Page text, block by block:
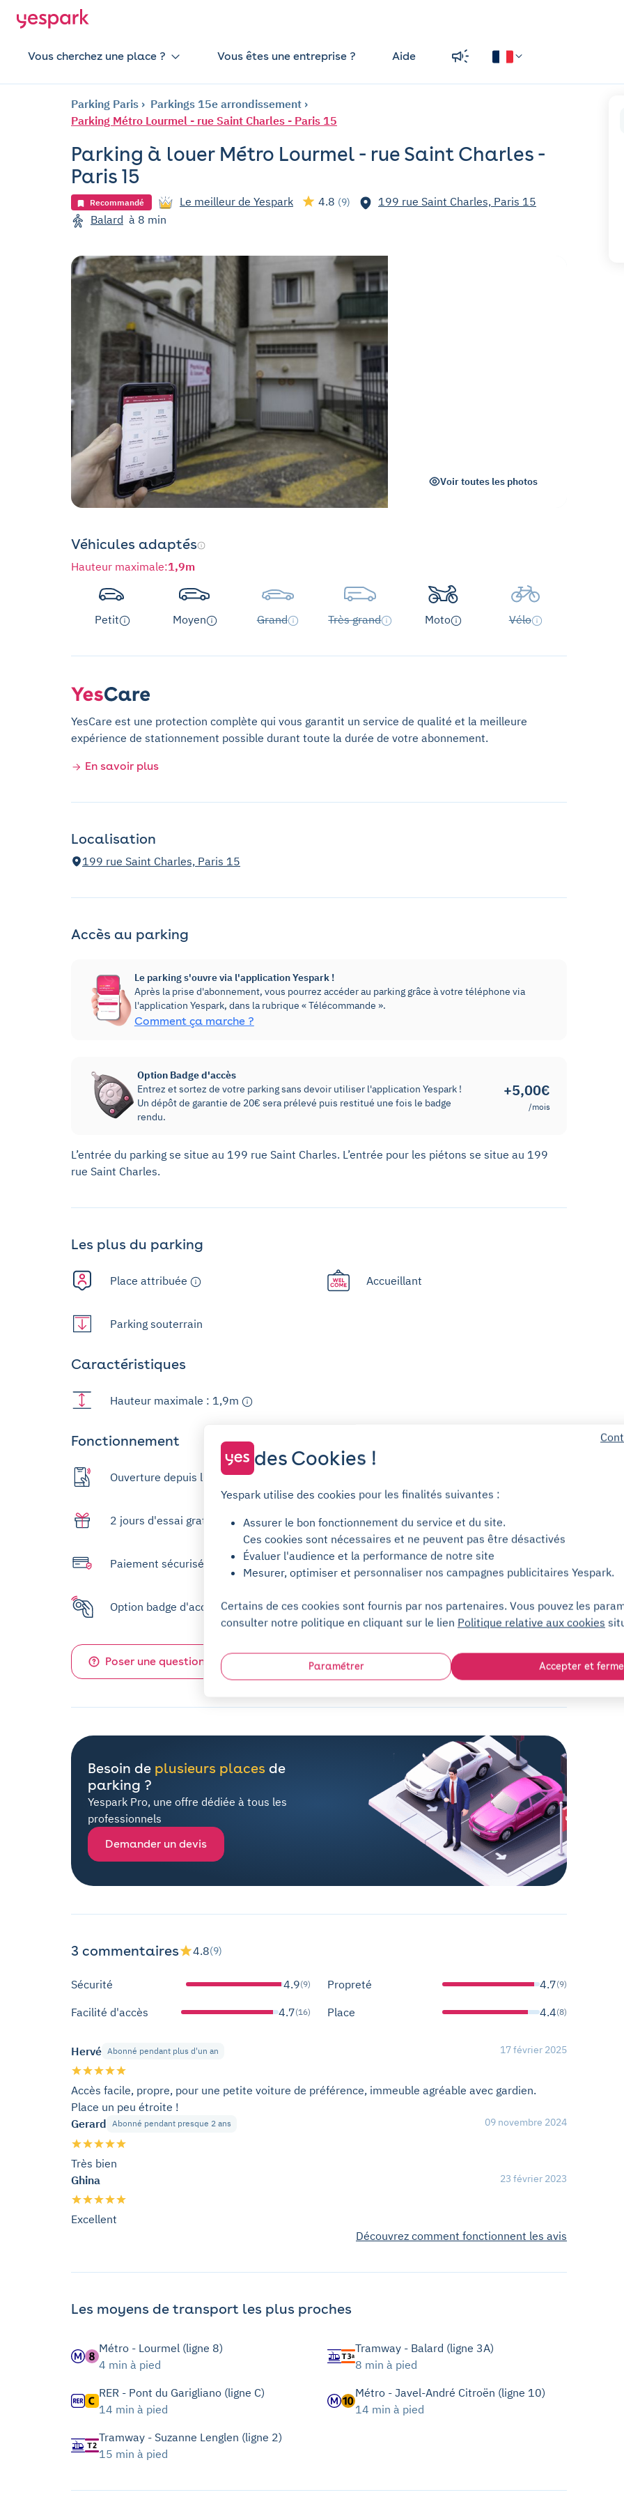
Vous cherchez une place ? Vous êtes une entreprise ? Aide
Parking Paris
Parkings 15e arrondissement
Parking Métro Lourmel - rue Saint Charles - Paris 15
Parking à louer Métro Lourmel - rue Saint Charles -
Paris 15
Recommandé Le meilleur de Yespark 4.8 (9)
199 rue Saint Charles, Paris 15
Balard à 8 min
Voir toutes les photos
Véhicules adaptés
Hauteur maximale:1,9m
Petit Moyen Grand Très grand Moto Vélo
YesCare est une protection complète qui vous garantit un service de qualité et la meilleure
expérience de stationnement possible durant toute la durée de votre abonnement.
En savoir plus
Localisation
199 rue Saint Charles, Paris 15
Accès au parking
Le parking s'ouvre via l'application Yespark !
Après la prise d'abonnement, vous pourrez accéder au parking grâce à votre téléphone via
l'application Yespark, dans la rubrique « Télécommande ».
Comment ça marche ?
Option Badge d'accès
Entrez et sortez de votre parking sans devoir utiliser l'application Yespark !
Un dépôt de garantie de 20€ sera prélevé puis restitué une fois le badge
rendu.
+5,00€
/mois
L’entrée du parking se situe au 199 rue Saint Charles. L’entrée pour les piétons se situe au 199
rue Saint Charles.
Les plus du parking
Place attribuée Accueillant
Parking souterrain
Caractéristiques
Hauteur maximale : 1,9m
Fonctionnement
Ouverture depuis l'app
2 jours d'essai gratuit Sans engagement
Paiement sécurisé Sans dépôt de garantie
Option badge d'accès disponible
Poser une question sur ce parking Centre d'aide
Besoin de plusieurs places de
parking ?
Yespark Pro, une offre dédiée à tous les
professionnels
Demander un devis
3 commentaires 4.8(9)
Sécurité 4.9(9) Propreté 4.7(9)
Facilité d'accès 4.7(16) Place 4.4(8)
Hervé Abonné pendant plus d'un an 17 février 2025
Accès facile, propre, pour une petite voiture de préférence, immeuble agréable avec gardien.
Place un peu étroite !
Gerard Abonné pendant presque 2 ans 09 novembre 2024
Très bien
Ghina
23 février 2023
Excellent
Découvrez comment fonctionnent les avis
Les moyens de transport les plus proches
Métro - Lourmel (ligne 8)
4 min à pied
Tramway - Balard (ligne 3A)
8 min à pied
RER - Pont du Garigliano (ligne C)
14 min à pied
Métro - Javel-André Citroën (ligne 10)
14 min à pied
Tramway - Suzanne Lenglen (ligne 2)
15 min à pied
des Cookies !
Yespark utilise des cookies pour les finalités suivantes :
Assurer le bon fonctionnement du service et du site.
Ces cookies sont nécessaires et ne peuvent pas être désactivés
Évaluer l'audience et la performance de notre site
Mesurer, optimiser et personnaliser nos campagnes publicitaires Yespark.
Certains de ces cookies sont fournis par nos partenaires. Vous pouvez les
consulter notre politique en cliquant sur le lien Politique relative aux cookies
Paramétrer Accepter et